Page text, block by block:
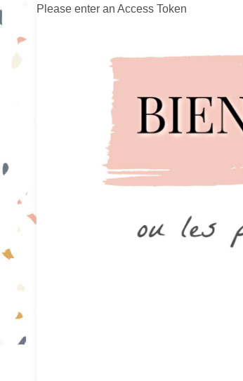
Please enter an Access Token